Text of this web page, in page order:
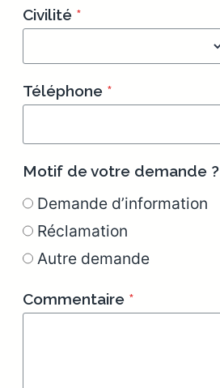
Civilité *
Téléphone *
Motif de votre demande ?
Demande d’information
Réclamation
Autre demande
Commentaire *